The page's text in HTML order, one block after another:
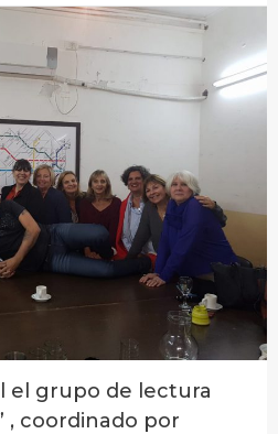
el grupo de lectura
, coordinado por